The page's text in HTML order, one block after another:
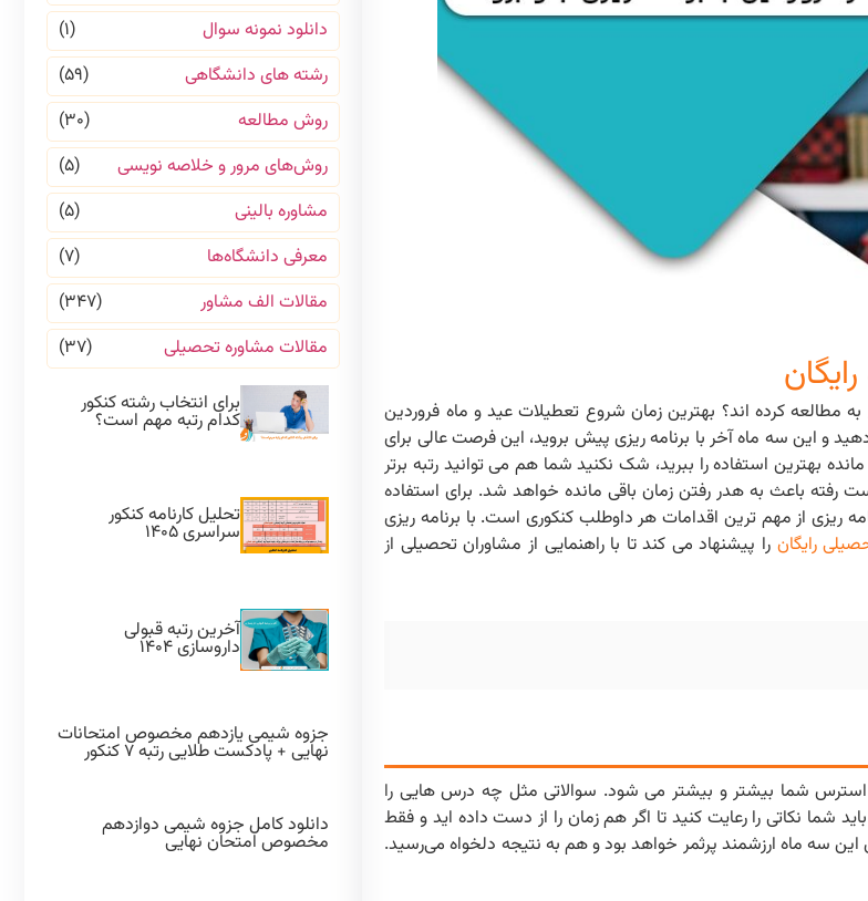
مطالعه کرده اند؟ بهترین زمان شروع تعطیلات عید و ماه فروردین
و این سه ماه آخر با برنامه ریزی پیش بروید، این فرصت عالی برای
بهترین استفاده را ببرید، شک نکنید شما هم می توانید رتبه برتر
باعث به هدر رفتن زمان باقی مانده خواهد شد. برای استفاده
ریزی از مهم ترین اقدامات هر داوطلب کنکوری است. با برنامه ریزی
رایگان را پیشنهاد می کند تا با راهنمایی از مشاوران تحصیلی از
را از دست داده اید و نگرانی و استرس شما بیشتر و بیشتر می شود. سوالاتی مثل چه درس هایی را
شما‌ نکاتی را رعایت کنید تا اگر هم زمان را از دست داده اید و فقط
سه ماه ارزشمند پرثمر خواهد بود و هم به نتیجه دلخواه می‌رسید.
دانلود نمونه سوال
(۱)
رشته های دانشگاهی
(۵۹)
روش مطالعه
(۳۰)
روش‌های مرور و خلاصه نویسی
(۵)
مشاوره بالینی
(۵)
معرفی دانشگاه‌ها
(۷)
مقالات الف مشاور
(۳۴۷)
مقالات مشاوره تحصیلی
(۳۷)
برای انتخاب رشته کنکور
کدام رتبه مهم است؟
تحلیل کارنامه کنکور
سراسری ۱۴۰۵
آخرین رتبه قبولی
داروسازی ۱۴۰۴
جزوه شیمی یازدهم مخصوص امتحانات
نهایی + پادکست طلایی رتبه ۷ کنکور
دانلود کامل جزوه شیمی دوازدهم
مخصوص امتحان نهایی